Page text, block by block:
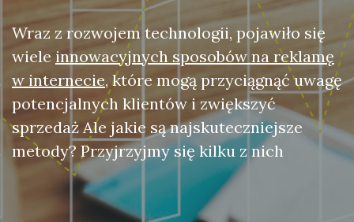
Wraz z rozwojem technologii, pojawiło się
wiele innowacyjnych sposobów na reklamę
w internecie, które mogą przyciągnąć uwagę
potencjalnych klientów i zwiększyć
sprzedaż Ale jakie są najskuteczniejsze
metody? Przyjrzyjmy się kilku z nich